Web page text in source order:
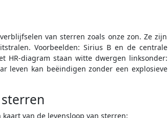
van sterren zoals onze zon. Ze zijn
Voorbeelden: Sirius B en de centrale
HR-diagram staan witte dwergen linksonder:
leven kan beëindigen zonder een explosieve
van de levensloop van sterren: